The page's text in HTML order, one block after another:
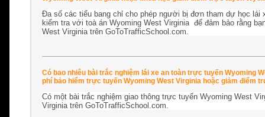
Đa số các tiểu bang chỉ cho phép người bị đơn tham dự học lái
kiểm tra với toà án Wyoming West Virginia để đảm bảo rằng
West Virginia trên GoToTrafficSchool.com.
Có bao nhiêu bài trắc nghiệm lái xe an toàn trực tuyến Wyoming
phí bảo hiểm trực tuyến Wyoming West Virginia hoặc giảm điểm
Có một bài trắc nghiệm giao thông trực tuyến Wyoming West
Virginia trên GoToTrafficSchool.com.